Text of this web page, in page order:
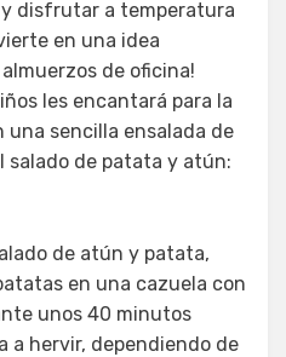
disfrutar a temperatura
en una idea
de oficina!
les encantará para la
una sencilla ensalada de
salado de patata y atún:
de atún y patata,
en una cazuela con
unos 40 minutos
a hervir, dependiendo de